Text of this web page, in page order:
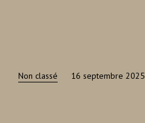
Non classé 16 septembre 2025